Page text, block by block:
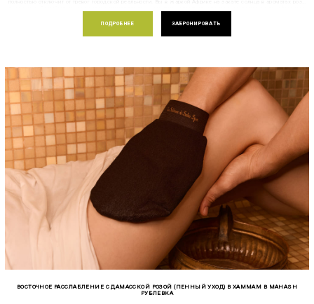
ПОДРОБНЕЕ ЗАБРОНИРОВАТЬ
ВОСТОЧНОЕ РАССЛАБЛЕНИЕ С ДАМАССКОЙ РОЗОЙ (ПЕННЫЙ УХОД) В ХАММАМ В MAHASH
РУБЛЕВКА